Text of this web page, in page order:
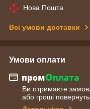
Нова Пошта
Всі умови доставки
Умови оплати
Ви отримаєте
або гроші